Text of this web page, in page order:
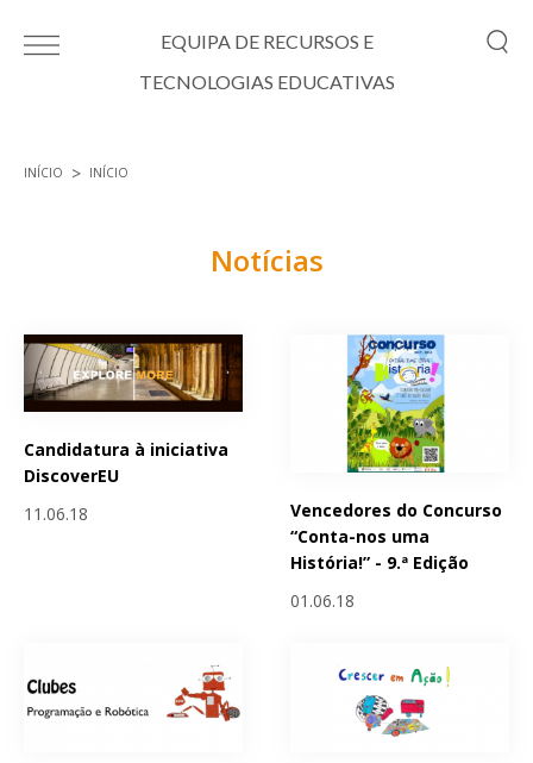
EQUIPA DE RECURSOS E
TECNOLOGIAS EDUCATIVAS
INÍCIO INÍCIO
Notícias
Candidatura à iniciativa
DiscoverEU
11.06.18
Vencedores do Concurso
“Conta-nos uma
História!” - 9.ª Edição
01.06.18
Páginas